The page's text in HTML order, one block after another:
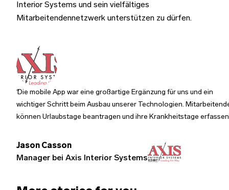
Interior Systems und sein vielfältiges
Mitarbeitendennetzwerk unterstützen zu dürfen.
Die mobile App war eine großartige Ergänzung für uns und ein
wichtiger Schritt beim Ausbau unserer Technologien.
können Urlaubstage beantragen und ihre Krankheitstage
Jason Casson
Manager bei Axis Interior Systems